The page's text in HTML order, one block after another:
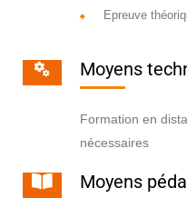
Epreuve
Moyens
Formation en
nécessaires
Moyens